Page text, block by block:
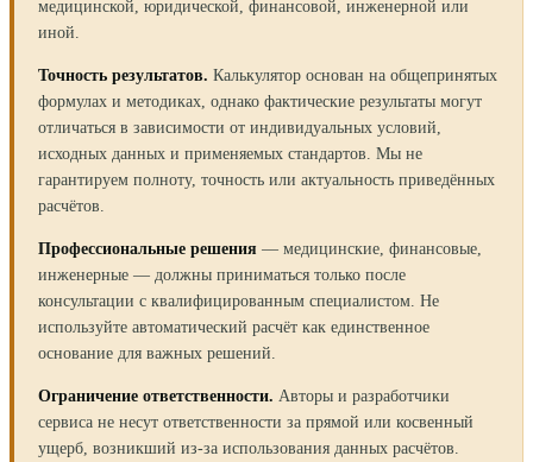
медицинской, юридической, финансовой, инженерной или
иной.
Точность результатов. Калькулятор основан на общепринятых
формулах и методиках, однако фактические результаты могут
отличаться в зависимости от индивидуальных условий,
исходных данных и применяемых стандартов. Мы не
гарантируем полноту, точность или актуальность приведённых
расчётов.
Профессиональные решения — медицинские, финансовые,
инженерные — должны приниматься только после
консультации с квалифицированным специалистом. Не
используйте автоматический расчёт как единственное
основание для важных решений.
Ограничение ответственности. Авторы и разработчики
сервиса не несут ответственности за прямой или косвенный
ущерб, возникший из-за использования данных расчётов.